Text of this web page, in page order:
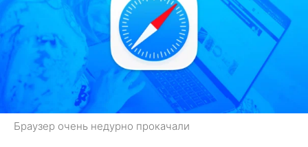
Браузер очень недурно прокачали